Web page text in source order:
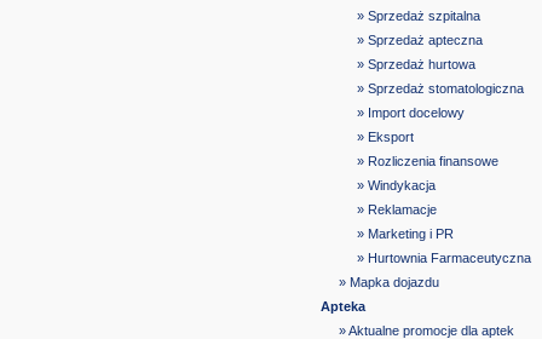
» Sprzedaż szpitalna
» Sprzedaż apteczna
» Sprzedaż hurtowa
» Sprzedaż stomatologiczna
» Import docelowy
» Eksport
» Rozliczenia finansowe
» Windykacja
» Reklamacje
» Marketing i PR
» Hurtownia Farmaceutyczna
» Mapka dojazdu
Apteka
» Aktualne promocje dla aptek